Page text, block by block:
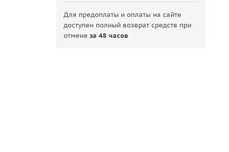
Для предоплаты и оплаты на сайте
доступен полный возврат средств при
отменеза 48 часов